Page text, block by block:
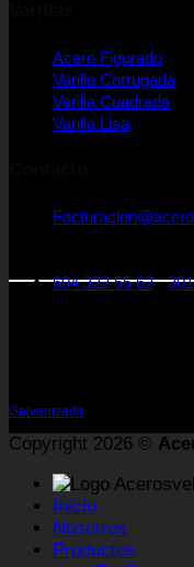
Acero Figurado
Varilla Corrugada
Varilla Cuadrada
Varilla Lisa
604 322 55 62-
Galvanizada
Copyright 2026 ©
Inicio
Nosotros
Productos